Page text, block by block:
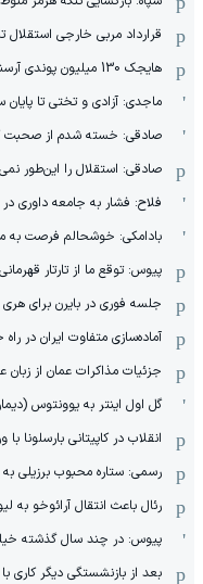
قرارداد مربی خارجی
هایجک 130 میلیون پوندی آرسنال به لیورپول!
ماجدی: آزادی و تختی تا
صادقی: خسته شدم از صحبت
صادقی: استقلال را این‌طور
فلاح: فشار به جامعه داوری در
بادامکی: خوشحالم فرصت به
پیوس: توقع ما از تارتار
جلسه فوری در بایرن برای
آماده‌سازی متفاوت ایران در
جزئیات مذاکرات عمان از زبان
گل اول اینتر به یوونتوس
انقلاب در کاپیتانی بارسلونا با
رسمی: ستاره محبوب برزیلی
رئال باعث انتقال آرائوخو به
پیوس: در چند سال گذشته
بعد از بازنشستگی دیگر کاری با